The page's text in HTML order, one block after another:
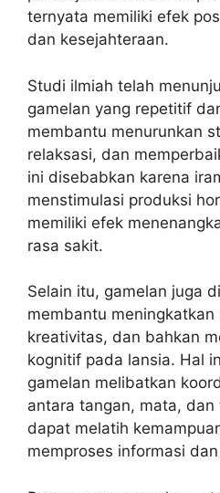
ternyata memiliki efek
dan kesejahteraan.
Studi ilmiah telah
gamelan yang repetitif
membantu menurunkan
relaksasi, dan
ini disebabkan karena
menstimulasi produksi
memiliki efek
rasa sakit.
Selain itu, gamelan juga
membantu meningkatkan
kreativitas, dan bahkan
kognitif pada lansia. Hal
gamelan melibatkan
antara tangan, mata, dan
dapat melatih
memproses informasi